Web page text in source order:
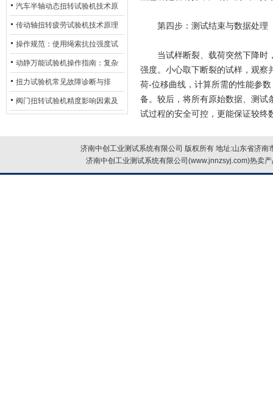
配与质控应用探析
汽车半轴动态扭转试验机技术原
理与行业应用
传动轴扭转疲劳试验机技术原理
与行业应用
操作规范：使用绳索抗拉强度试
验机的完整测试步骤
动静万能试验机操作指南：复杂
动态测试的标准化流程
扭力试验机常见故障诊断与排
除：从传感器信号异常到机械传
阀门扭转试验机精度影响因素及
第四步：测试结束与数据处理
当试样断裂、载荷突然下降时
强度。小心取下断裂的试样，观察
荷-位移曲线，计算所需的性能参
备。较后，将所有原始数据、测试
试过程的安全可控，更能保证较终
济南中创工业测试系统有限公司 版权所有 地址:山东省济
济南中创工业测试系统有限公司(www.jnnzsyj.com)热卖